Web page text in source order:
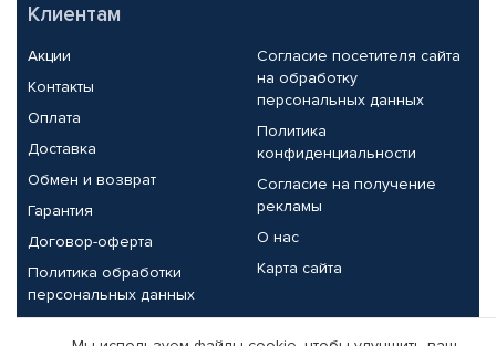
Клиентам
Акции
Контакты
Оплата
Доставка
Обмен и возврат
Гарантия
Договор-оферта
Политика обработки
персональных данных
Согласие посетителя сайта
на обработку
персональных данных
Политика
конфиденциальности
Согласие на получение
рекламы
О нас
Карта сайта